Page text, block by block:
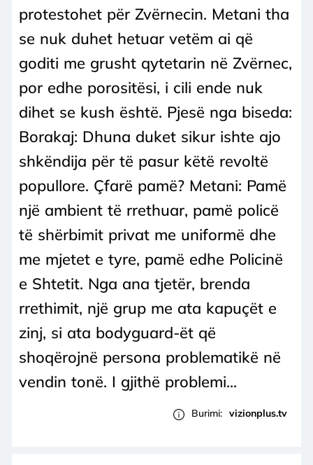
protestohet për Zvërnecin. Metani tha
se nuk duhet hetuar vetëm ai që
goditi me grusht qytetarin në Zvërnec,
por edhe porositësi, i cili ende nuk
dihet se kush është. Pjesë nga biseda:
Borakaj: Dhuna duket sikur ishte ajo
shkëndija për të pasur këtë revoltë
popullore. Çfarë pamë? Metani: Pamë
një ambient të rrethuar, pamë policë
të shërbimit privat me uniformë dhe
me mjetet e tyre, pamë edhe Policinë
e Shtetit. Nga ana tjetër, brenda
rrethimit, një grup me ata kapuçët e
zinj, si ata bodyguard-ët që
shoqërojnë persona problematikë në
vendin tonë. I gjithë problemi...
Burimi: vizionplus.tv